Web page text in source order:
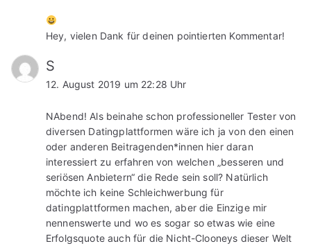
Hey, vielen Dank für deinen pointierten Kommentar!
S
12. August 2019 um 22:28 Uhr
NAbend! Als beinahe schon professioneller Tester von
diversen Datingplattformen wäre ich ja von den einen
oder anderen Beitragenden*innen hier daran
interessiert zu erfahren von welchen „besseren und
seriösen Anbietern“ die Rede sein soll? Natürlich
möchte ich keine Schleichwerbung für
datingplattformen machen, aber die Einzige mir
nennenswerte und wo es sogar so etwas wie eine
Erfolgsquote auch für die Nicht-Clooneys dieser Welt